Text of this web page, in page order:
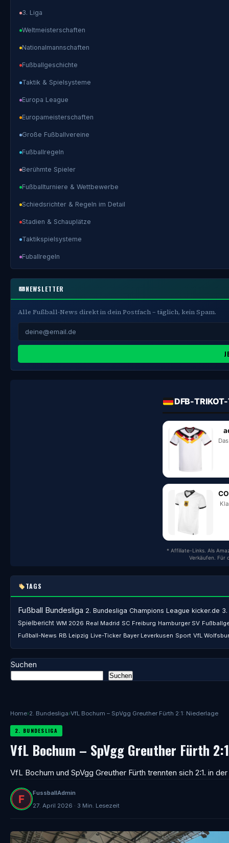
Home›2. Bundesliga›VfL Bochum – SpVgg Greuther Fürth 2:1: Niederlage
2. BUNDESLIGA
VfL Bochum – SpVgg Greuther Fürth
VfL Bochum und SpVgg Greuther Fürth trennten sich 2:1. in
FussballAdmin
27. April 2026 · 3 Min. Lesezeit
3. Liga
Weltmeisterschaften
Nationalmannschaften
Fußballgeschichte
Taktik & Spielsysteme
Europa League
Europameisterschaften
Große Fußballvereine
Fußballregeln
Berühmte Spieler
Fußballturniere & Wettbewerbe
Schiedsrichter & Regeln im Detail
Stadien & Schauplätze
Taktikspielsysteme
Fuballregeln
NEWSLETTER
Alle Fußball-News direkt in dein Postfach – täglich, kein Spam.
DFB-
* Affiliate-Links. Als
Verkäufen. Für
TAGS
Fußball Bundesliga 2. Bundesliga Champions League kicker.de 3.
Spielbericht WM 2026 Real Madrid SC Freiburg Hamburger SV
Fußball-News RB Leipzig Live-Ticker Bayer Leverkusen Sport VfL
Suchen
Suchen